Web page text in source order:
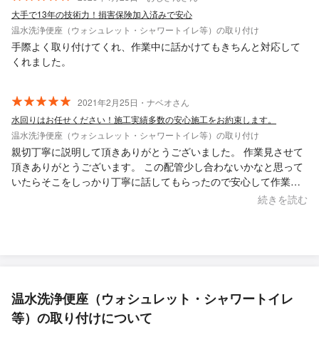
大手で13年の技術力！損害保険加入済みで安心
温水洗浄便座（ウォシュレット・シャワートイレ等）の取り付け
手際よく取り付けてくれ、作業中に話かけてもきちんと対応して
くれました。
2021年2月25日・ナベオさん
水回りはお任せください！施工実績多数の安心施工をお約束します。
温水洗浄便座（ウォシュレット・シャワートイレ等）の取り付け
親切丁寧に説明して頂きありがとうございました。 作業見させて
頂きありがとうございます。 この配管少し合わないかなと思って
いたらそこをしっかり丁寧に話してもらったので安心して作業し
続きを読む
温水洗浄便座（ウォシュレット・シャワートイレ
等）の取り付けについて